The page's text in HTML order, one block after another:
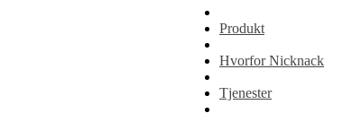
Produkt
Hvorfor Nicknack
Tjenester